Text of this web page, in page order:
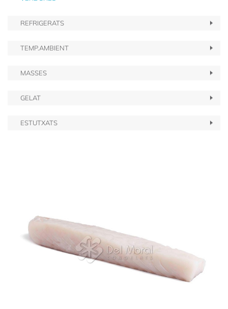
REFRIGERATS
TEMP.AMBIENT
MASSES
GELAT
ESTUTXATS